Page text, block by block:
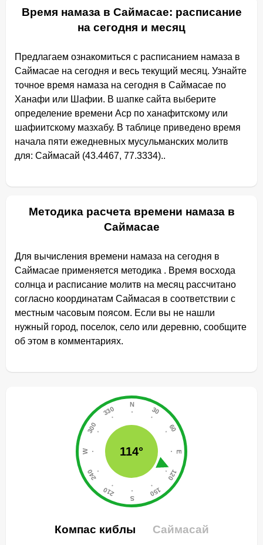
Время намаза в Саймасае: расписание
на сегодня и месяц
Предлагаем ознакомиться с расписанием намаза в
Саймасае на сегодня и весь текущий месяц. Узнайте
точное время намаза на сегодня в Саймасае по
Ханафи или Шафии. В шапке сайта выберите
определение времени Аср по ханафитскому или
шафиитскому мазхабу. В таблице приведено время
начала пяти ежедневных мусульманских молитв
для: Саймасай (43.4467, 77.3334)..
Методика расчета времени намаза в
Саймасае
Для вычисления времени намаза на сегодня в
Саймасае применяется методика . Время восхода
солнца и расписание молитв на месяц рассчитано
согласно координатам Саймасая в соответствии с
местным часовым поясом. Если вы не нашли
нужный город, поселок, село или деревню, сообщите
об этом в комментариях.
114°
Компас киблы Саймасай